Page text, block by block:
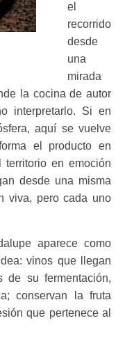
el
recorrido
desde
una
mirada
la cocina de autor
interpretarlo. Si en
aquí se vuelve
el producto en
en emoción
desde una misma
viva, pero cada uno
aparece como
vinos que llegan
de su fermentación,
conservan la fruta
que pertenece al